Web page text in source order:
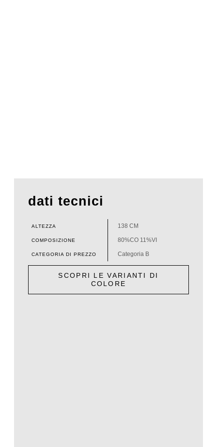
dati tecnici
ALTEZZA 138 CM
COMPOSIZIONE 80%CO 11%VI
CATEGORIA DI PREZZO Categoria B
SCOPRI LE VARIANTI DI
COLORE